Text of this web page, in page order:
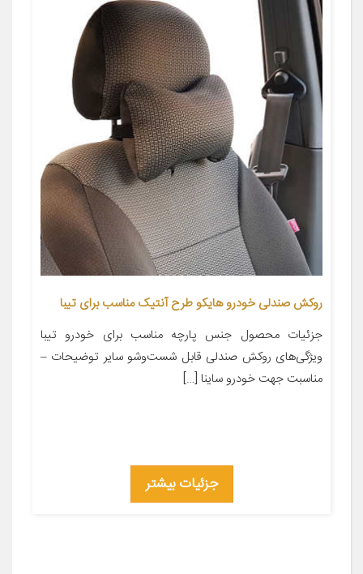
روکش صندلی خودرو هایکو طرح آنتیک مناسب برای تیبا
جزئیات محصول جنس پارچه مناسب برای خودرو تیبا
ویژگی‌های روکش صندلی قابل شست‌وشو سایر توضیحات –
مناسبت جهت خودرو ساینا […]
جزئیات بیشتر